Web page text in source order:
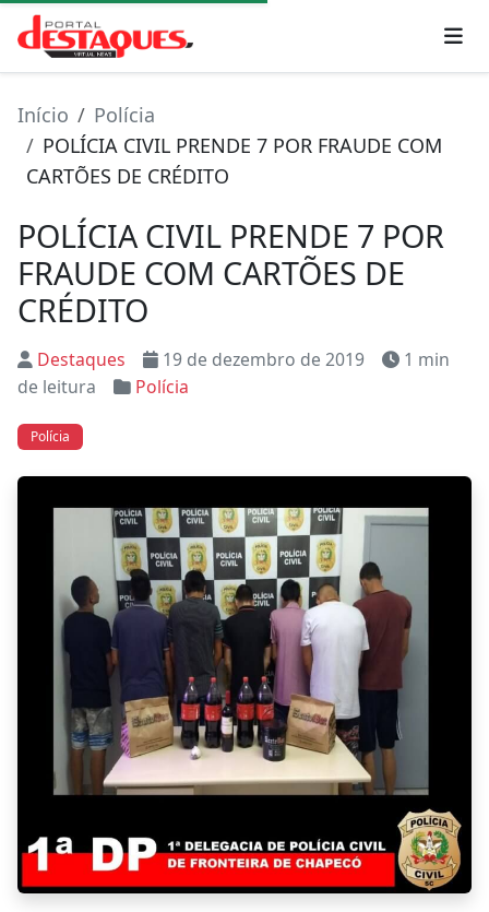
Início
Polícia
POLÍCIA CIVIL PRENDE 7 POR FRAUDE COM
CARTÕES DE CRÉDITO
POLÍCIA CIVIL PRENDE 7 POR
FRAUDE COM CARTÕES DE
CRÉDITO
Destaques 19 de dezembro de 2019
1 min
de leitura
Polícia
Polícia